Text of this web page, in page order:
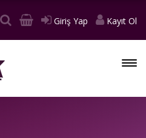
Giriş Yap Kayıt Ol